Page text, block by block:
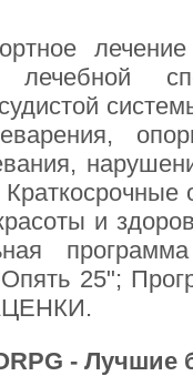
лечебной
и
25";
-